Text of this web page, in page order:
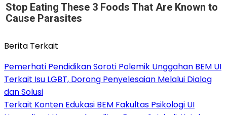
Stop Eating These 3 Foods That Are Known to
Cause Parasites
Berita Terkait
Pemerhati Pendidikan Soroti Polemik Unggahan BEM UI
Terkait Isu LGBT, Dorong Penyelesaian Melalui Dialog
dan Solusi
Terkait Konten Edukasi BEM Fakultas Psikologi UI